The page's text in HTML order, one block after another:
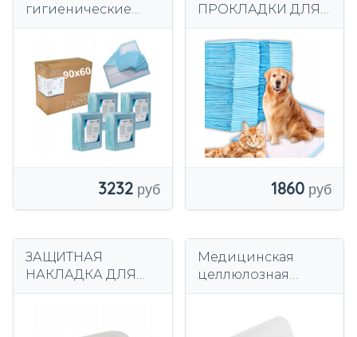
гигиенические
Впитывающий
материал для
кровати ТОЛСТЫЙ
и ПРОЧНЫЙ
3232
ПРОКЛАДКИ ДЛЯ
ЖИВОТНЫХ
ГИГИЕНИЧЕСКИЕ
КОВРИКИ 60Х90
100 ШТ АБСОРБЕНТ
1860
ЗАЩИТНАЯ
НАКЛАДКА ДЛЯ
Медицинская
целлюлозная